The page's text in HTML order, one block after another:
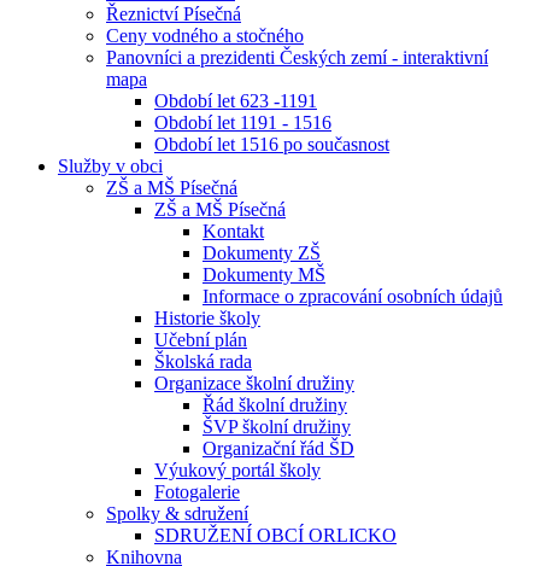
Řeznictví Písečná
Ceny vodného a stočného
Panovníci a prezidenti Českých zemí - interaktivní
mapa
Období let 623 -1191
Období let 1191 - 1516
Období let 1516 po současnost
Služby v obci
ZŠ a MŠ Písečná
ZŠ a MŠ Písečná
Kontakt
Dokumenty ZŠ
Dokumenty MŠ
Informace o zpracování osobních údajů
Historie školy
Učební plán
Školská rada
Organizace školní družiny
Řád školní družiny
ŠVP školní družiny
Organizační řád ŠD
Výukový portál školy
Fotogalerie
Spolky & sdružení
SDRUŽENÍ OBCÍ ORLICKO
Knihovna